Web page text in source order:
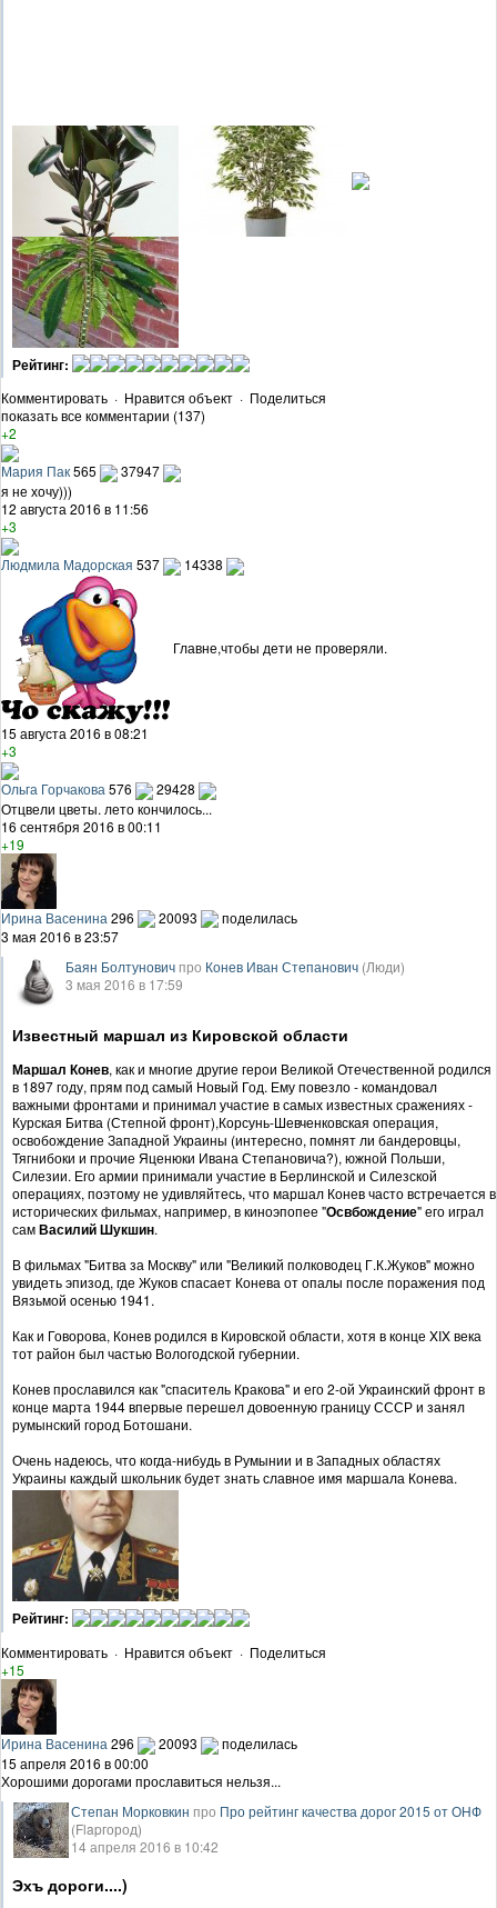
Рейтинг:
Комментировать · Нравится объект · Поделиться
показать все комментарии (137)
+2
Мария Пак565
37947
я не хочу)))
12 августа 2016 в 11:56
+3
Людмила Мадорская 537 14338
Главне,чтобы дети не проверяли.
15 августа 2016 в 08:21
+3
Ольга Горчакова 576
29428
Отцвели цветы. лето кончилось...
16 сентября 2016 в 00:11
+19
Ирина Васенина 296 20093
поделилась
3 мая 2016 в 23:57
Баян Болтунович про Конев Иван Степанович (Люди)
3 мая 2016 в 17:59
Известный маршал из Кировской области
Маршал Конев, как и многие другие герои Великой Отечественной родился
в 1897 году, прям под самый Новый Год. Ему повезло - командовал
важными фронтами и принимал участие в самых известных сражениях -
Курская Битва (Степной фронт),Корсунь-Шевченковская операция,
освобождение Западной Украины (интересно, помнят ли бандеровцы,
Тягнибоки и прочие Яценюки Ивана Степановича?), южной Польши,
Силезии. Его армии принимали участие в Берлинской и Силезской
операциях, поэтому не удивляйтесь, что маршал Конев часто встречается в
исторических фильмах, например, в киноэпопее "Освбождение" его играл
самВасилий Шукшин.
В фильмах "Битва за Москву" или "Великий полководец Г.К.Жуков" можно
увидеть эпизод, где Жуков спасает Конева от опалы после поражения под
Вязьмой осенью 1941.
Как и Говорова, Конев родился в Кировской области, хотя в конце XIX века
тот район был частью Вологодской губернии.
Конев прославился как "спаситель Кракова" и его 2-ой Украинский фронт в
конце марта 1944 впервые перешел довоенную границу СССР и занял
румынский город Ботошани.
Очень надеюсь, что когда-нибудь в Румынии и в Западных областях
Украины каждый школьник будет знать славное имя маршала Конева.
Рейтинг:
Комментировать · Нравится объект · Поделиться
+15
Ирина Васенина 296 20093
поделилась
15 апреля 2016 в 00:00
Хорошими дорогами прославиться нельзя...
Степан Морковкин про Про рейтинг качества дорог 2015 от ОНФ
(Flapгород)
14 апреля 2016 в 10:42
Эхъ дороги....)